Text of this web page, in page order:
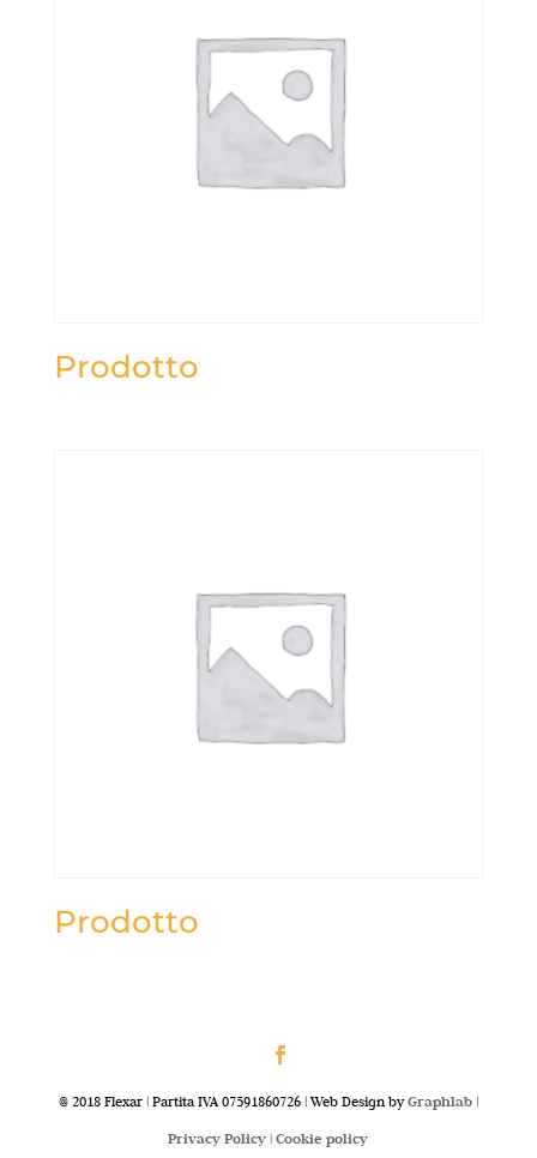
Prodotto
Prodotto
@ 2018 Flexar | Partita IVA 07591860726 | Web Design byGraphlab|
Privacy Policy |Cookie policy